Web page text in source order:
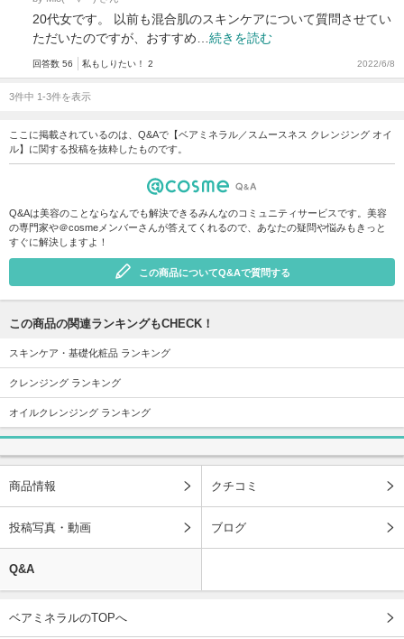
20代女です。 以前も混合肌のスキンケアについて質問させてい
ただいたのですが、おすすめ… 続きを読む
回答数 56 私もしりたい！ 2 2022/6/8
3件中 1-3件を表示
ここに掲載されているのは、Q&Aで【ベアミネラル／スムースネス クレンジング オイ
ル】に関する投稿を抜粋したものです。
Q&Aは美容のことならなんでも解決できるみんなのコミュニティサービスです。美容
の専門家や＠cosmeメンバーさんが答えてくれるので、あなたの疑問や悩みもきっと
すぐに解決しますよ！
この商品についてQ&Aで質問する
この商品の関連ランキングもCHECK！
スキンケア・基礎化粧品 ランキング
クレンジング ランキング
オイルクレンジング ランキング
商品情報 クチコミ
投稿写真・動画 ブログ
Q&A
ベアミネラルのTOPへ